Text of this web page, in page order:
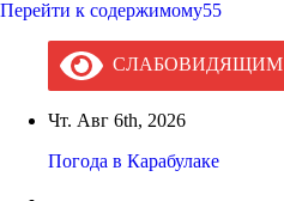
Перейти к содержимому55
СЛАБОВИДЯЩИМ
Чт. Авг 6th, 2026
Погода в Карабулаке